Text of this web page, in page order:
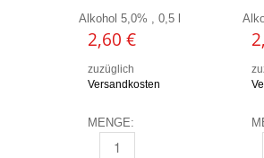
Alkohol 5,0% , 0,5 l
2,60 €
zuzüglich
Versandkosten
MENGE:
OBERTRUMER - ORIGINAL